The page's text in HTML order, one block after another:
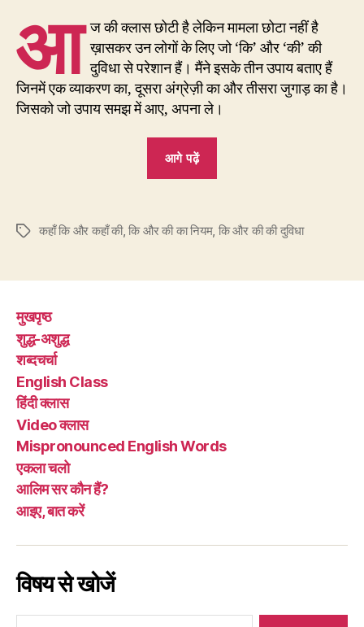
आ ज की क्लास छोटी है लेकिन मामला छोटा नहीं है
ख़ासकर उन लोगों के लिए जो ‘कि’ और ‘की’ की
दुविधा से परेशान हैं। मैंने इसके तीन उपाय बताए हैं
जिनमें एक व्याकरण का, दूसरा अंग्रेज़ी का और तीसरा जुगाड़ का है।
जिसको जो उपाय समझ में आए, अपना ले।
आगे पढ़ें
आपको
समस्या
Tagsकहाँ कि और कहाँ की,कि और की का नियम, कि और की की दुविधा
मुखपृष्ठ
शुद्ध-अशुद्ध
शब्दचर्चा
English Class
हिंदी क्लास
Video क्लास
Mispronounced English Words
एकला चलो
आलिम सर कौन हैं?
आइए, बात करें
विषय से खोजें